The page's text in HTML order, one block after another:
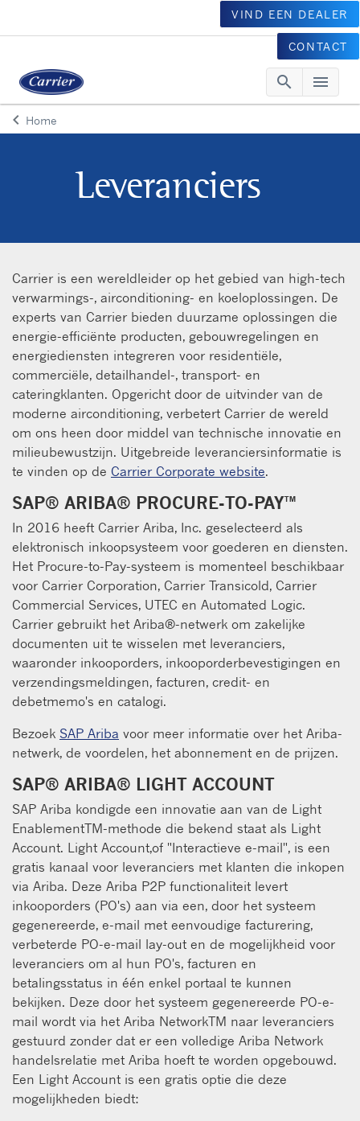
VIND EEN DEALER
CONTACT
search menu
keyboard_arrow_leftArrow back
Home
Leveranciers
Carrier is een wereldleider op het gebied van high-tech
verwarmings-, airconditioning- en koeloplossingen. De
experts van Carrier bieden duurzame oplossingen die
energie-efficiënte producten, gebouwregelingen en
energiediensten integreren voor residentiële,
commerciële, detailhandel-, transport- en
cateringklanten. Opgericht door de uitvinder van de
moderne airconditioning, verbetert Carrier de wereld
om ons heen door middel van technische innovatie en
milieubewustzijn. Uitgebreide leveranciersinformatie is
te vinden op de Carrier Corporate website.
SAP® ARIBA® PROCURE-TO-PAY™
In 2016 heeft Carrier Ariba, Inc. geselecteerd als
elektronisch inkoopsysteem voor goederen en diensten.
Het Procure-to-Pay-systeem is momenteel beschikbaar
voor Carrier Corporation, Carrier Transicold, Carrier
Commercial Services, UTEC en Automated Logic.
Carrier gebruikt het Ariba®-netwerk om zakelijke
documenten uit te wisselen met leveranciers,
waaronder inkooporders, inkooporderbevestigingen en
verzendingsmeldingen, facturen, credit- en
debetmemo's en catalogi.
Bezoek SAP Ariba voor meer informatie over het Ariba-
netwerk, de voordelen, het abonnement en de prijzen.
SAP® ARIBA® LIGHT ACCOUNT
SAP Ariba kondigde een innovatie aan van de Light
EnablementTM-methode die bekend staat als Light
Account. Light Account,of "Interactieve e-mail", is een
gratis kanaal voor leveranciers met klanten die inkopen
via Ariba. Deze Ariba P2P functionaliteit levert
inkooporders (PO's) aan via een, door het systeem
gegenereerde, e-mail met eenvoudige facturering,
verbeterde PO-e-mail lay-out en de mogelijkheid voor
leveranciers om al hun PO's, facturen en
betalingsstatus in één enkel portaal te kunnen
bekijken. Deze door het systeem gegenereerde PO-e-
mail wordt via het Ariba NetworkTM naar leveranciers
gestuurd zonder dat er een volledige Ariba Network
handelsrelatie met Ariba hoeft te worden opgebouwd.
Een Light Account is een gratis optie die deze
mogelijkheden biedt: